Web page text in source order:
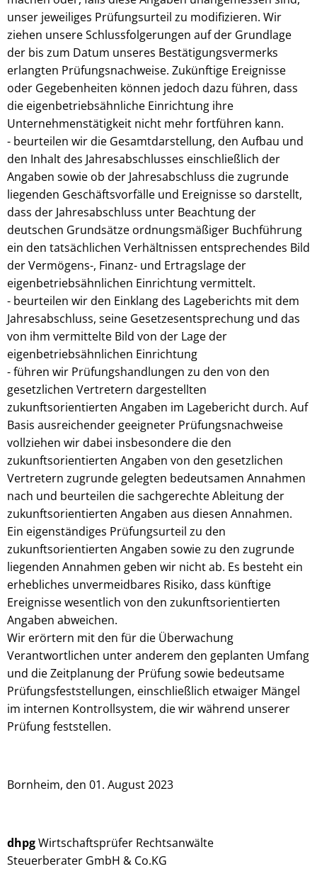
unser jeweiliges Prüfungsurteil zu modifizieren. Wir
ziehen unsere Schlussfolgerungen auf der Grundlage
der bis zum Datum unseres Bestätigungsvermerks
erlangten Prüfungsnachweise. Zukünftige Ereignisse
oder Gegebenheiten können jedoch dazu führen, dass
die eigenbetriebsähnliche Einrichtung ihre
Unternehmenstätigkeit nicht mehr fortführen kann.
- beurteilen wir die Gesamtdarstellung, den Aufbau und
den Inhalt des Jahresabschlusses einschließlich der
Angaben sowie ob der Jahresabschluss die zugrunde
liegenden Geschäftsvorfälle und Ereignisse so darstellt,
dass der Jahresabschluss unter Beachtung der
deutschen Grundsätze ordnungsmäßiger Buchführung
ein den tatsächlichen Verhältnissen entsprechendes Bild
der Vermögens-, Finanz- und Ertragslage der
eigenbetriebsähnlichen Einrichtung vermittelt.
- beurteilen wir den Einklang des Lageberichts mit dem
Jahresabschluss, seine Gesetzesentsprechung und das
von ihm vermittelte Bild von der Lage der
eigenbetriebsähnlichen Einrichtung
- führen wir Prüfungshandlungen zu den von den
gesetzlichen Vertretern dargestellten
zukunftsorientierten Angaben im Lagebericht durch. Auf
Basis ausreichender geeigneter Prüfungsnachweise
vollziehen wir dabei insbesondere die den
zukunftsorientierten Angaben von den gesetzlichen
Vertretern zugrunde gelegten bedeutsamen Annahmen
nach und beurteilen die sachgerechte Ableitung der
zukunftsorientierten Angaben aus diesen Annahmen.
Ein eigenständiges Prüfungsurteil zu den
zukunftsorientierten Angaben sowie zu den zugrunde
liegenden Annahmen geben wir nicht ab. Es besteht ein
erhebliches unvermeidbares Risiko, dass künftige
Ereignisse wesentlich von den zukunftsorientierten
Angaben abweichen.
Wir erörtern mit den für die Überwachung
Verantwortlichen unter anderem den geplanten Umfang
und die Zeitplanung der Prüfung sowie bedeutsame
Prüfungsfeststellungen, einschließlich etwaiger Mängel
im internen Kontrollsystem, die wir während unserer
Prüfung feststellen.
Bornheim, den 01. August 2023
dhpgWirtschaftsprüfer Rechtsanwälte
Steuerberater GmbH & Co.KG